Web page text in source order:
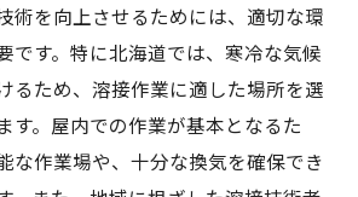
術を向上させるためには、適切な環
です。特に北海道では、寒冷な気候
るため、溶接作業に適した場所を選
す。屋内での作業が基本となるた
な作業場や、十分な換気を確保でき